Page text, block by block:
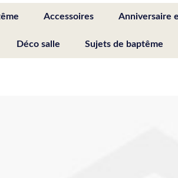
Accessoires Anniversaire
Déco salle Sujets de baptême